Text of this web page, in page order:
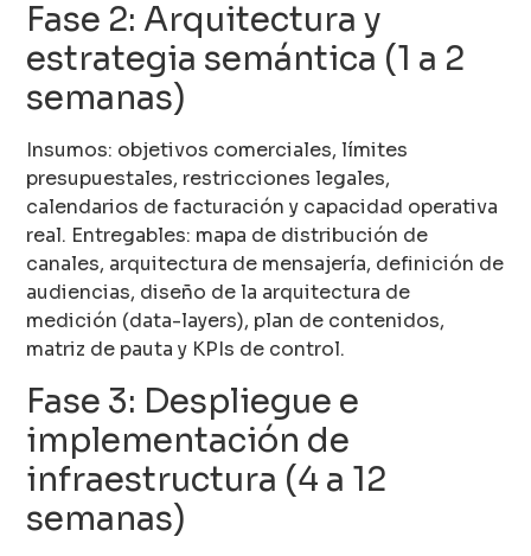
Fase 2: Arquitectura y
estrategia semántica (1 a 2
semanas)
Insumos: objetivos comerciales, límites
presupuestales, restricciones legales,
calendarios de facturación y capacidad operativa
real. Entregables: mapa de distribución de
canales, arquitectura de mensajería, definición de
audiencias, diseño de la arquitectura de
medición (data-layers), plan de contenidos,
matriz de pauta y KPIs de control.
Fase 3: Despliegue e
implementación de
infraestructura (4 a 12
semanas)